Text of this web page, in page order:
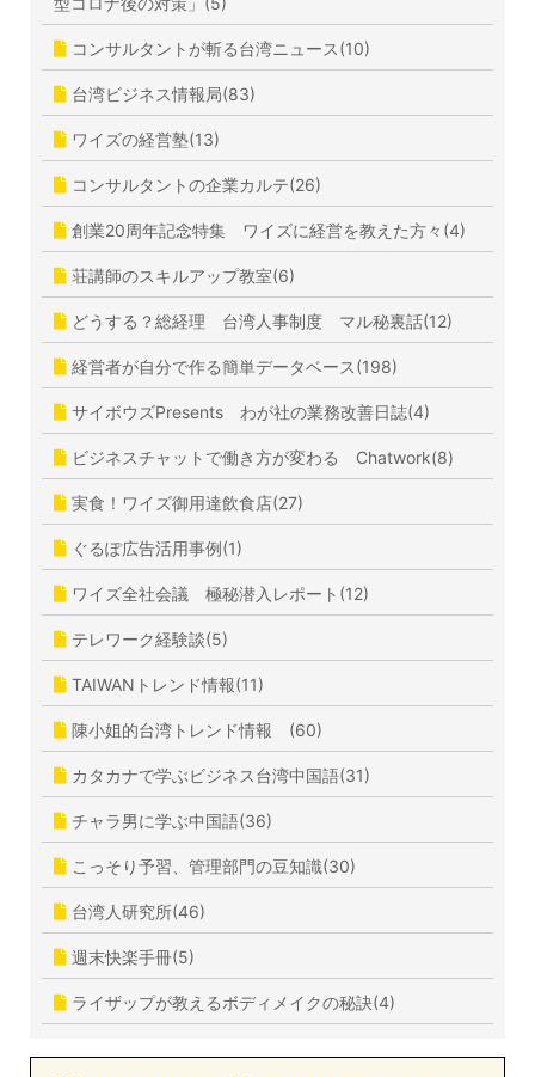
コンサルタントが斬る台湾ニュース(10)
台湾ビジネス情報局(83)
ワイズの経営塾(13)
コンサルタントの企業カルテ(26)
創業20周年記念特集 ワイズに経営を教えた方々(4)
荘講師のスキルアップ教室(6)
どうする？総経理 台湾人事制度 マル秘裏話(12)
経営者が自分で作る簡単データベース(198)
サイボウズPresents わが社の業務改善日誌(4)
ビジネスチャットで働き方が変わる Chatwork(8)
実食！ワイズ御用達飲食店(27)
ぐるぽ広告活用事例(1)
ワイズ全社会議 極秘潜入レポート(12)
テレワーク経験談(5)
TAIWANトレンド情報(11)
陳小姐的台湾トレンド情報 (60)
カタカナで学ぶビジネス台湾中国語(31)
チャラ男に学ぶ中国語(36)
こっそり予習、管理部門の豆知識(30)
台湾人研究所(46)
週末快楽手冊(5)
ライザップが教えるボディメイクの秘訣(4)